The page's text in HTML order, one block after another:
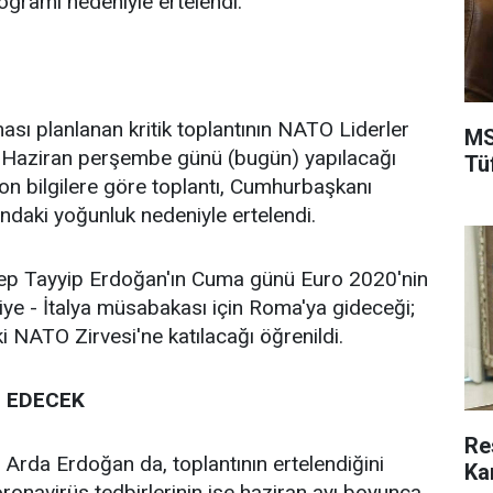
planlanan kritik toplantının NATO Liderler
perşembe günü (bugün) yapılacağı
bilgilere göre toplantı, Cumhurbaşkanı
yoğunluk nedeniyle ertelendi.
Tayyip Erdoğan'ın Cuma günü Euro 2020'nin
- İtalya müsabakası için Roma'ya gideceği;
NATO Zirvesi'ne katılacağı öğrenildi.
Erdoğan da, toplantının ertelendiğini